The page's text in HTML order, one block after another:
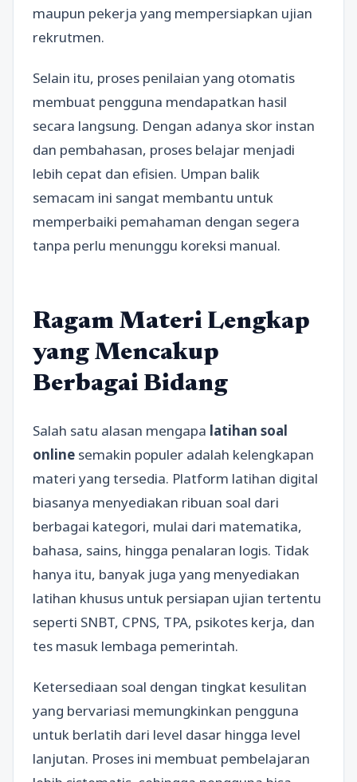
maupun pekerja yang mempersiapkan ujian
rekrutmen.
Selain itu, proses penilaian yang otomatis
membuat pengguna mendapatkan hasil
secara langsung. Dengan adanya skor instan
dan pembahasan, proses belajar menjadi
lebih cepat dan efisien. Umpan balik
semacam ini sangat membantu untuk
memperbaiki pemahaman dengan segera
tanpa perlu menunggu koreksi manual.
Ragam Materi Lengkap
yang Mencakup
Berbagai Bidang
Salah satu alasan mengapa latihan soal
online semakin populer adalah kelengkapan
materi yang tersedia. Platform latihan digital
biasanya menyediakan ribuan soal dari
berbagai kategori, mulai dari matematika,
bahasa, sains, hingga penalaran logis. Tidak
hanya itu, banyak juga yang menyediakan
latihan khusus untuk persiapan ujian tertentu
seperti SNBT, CPNS, TPA, psikotes kerja, dan
tes masuk lembaga pemerintah.
Ketersediaan soal dengan tingkat kesulitan
yang bervariasi memungkinkan pengguna
untuk berlatih dari level dasar hingga level
lanjutan. Proses ini membuat pembelajaran